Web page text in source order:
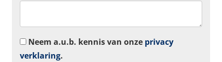
Neem a.u.b. kennis van onze privacy
verklaring.